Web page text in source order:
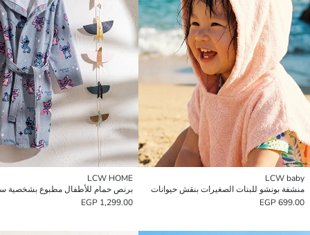
LCW baby
منشفة بونشو للبنات الصغيرات بنقش حيوانات
699.00 EGP
LCW HOME
برنص حمام للأطفال مطبوع بشخصية
1,299.00 EGP